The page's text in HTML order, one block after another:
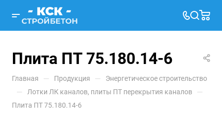
Плита ПТ 75.180.14-6
Главная — Продукция — Энергетическое строительство
— Лотки ЛК каналов, плиты ПТ перекрытия каналов —
Плита ПТ 75.180.14-6